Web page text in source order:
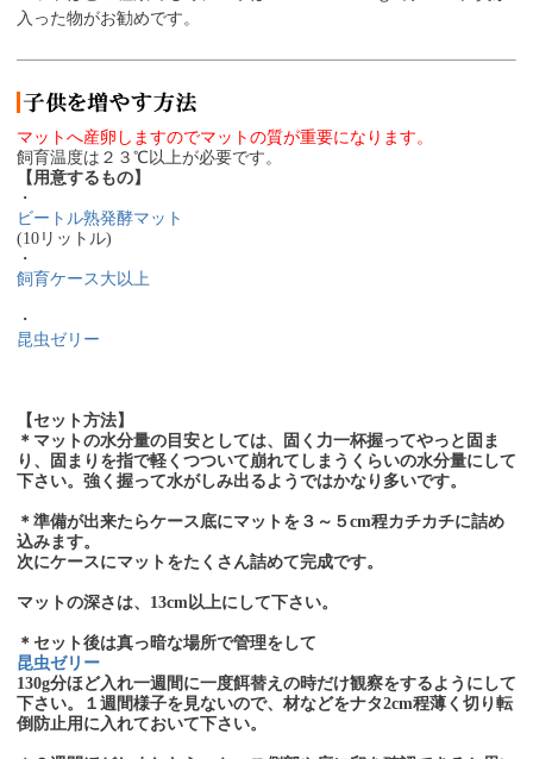
入った物がお勧めです。
マットへ産卵しますのでマットの質が重要になります。
飼育温度は２３℃以上が必要です。
【用意するもの】
・
ビートル熟発酵マット
(10リットル)
・
飼育ケース大以上
・
昆虫ゼリー
【セット方法】
＊マットの水分量の目安としては、固く力一杯握ってやっと固ま
り、固まりを指で軽くつついて崩れてしまうくらいの水分量にして
下さい。強く握って水がしみ出るようではかなり多いです。
＊準備が出来たらケース底にマットを３～５cm程カチカチに詰め
込みます。
次にケースにマットをたくさん詰めて完成です。
マットの深さは、13cm以上にして下さい。
＊セット後は真っ暗な場所で管理をして
昆虫ゼリー
130g分ほど入れ一週間に一度餌替えの時だけ観察をするようにして
下さい。１週間様子を見ないので、材などをナタ2cm程薄く切り転
倒防止用に入れておいて下さい。